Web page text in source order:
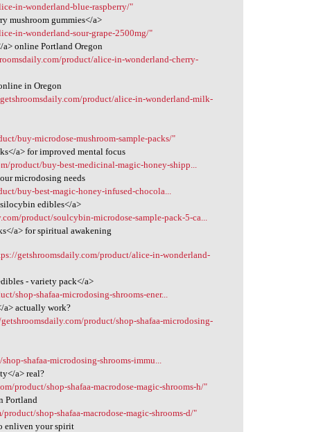
in-wonderland-blue-raspberry/"
mushroom gummies</a>
in-wonderland-sour-grape-2500mg/"
online Portland Oregon
product/alice-in-wonderland-cherry-
in Oregon
product/alice-in-wonderland-milk-
buy-microdose-mushroom-sample-packs/"
a> for improved mental focus
product/buy-best-medicinal-magic-honey-shipp...
microdosing needs
buy-best-magic-honey-infused-chocola...
edibles</a>
product/soulcybin-microdose-sample-pack-5-ca...
a> for spiritual awakening
getshroomsdaily.com/product/alice-in-wonderland-
- variety pack</a>
shop-shafaa-microdosing-shrooms-ener...
a> actually work?
product/shop-shafaa-microdosing-
shafaa-microdosing-shrooms-immu...
a> real?
product/shop-shafaa-macrodose-magic-shrooms-h/"
Portland
shop-shafaa-macrodose-magic-shrooms-d/"
enliven your spirit